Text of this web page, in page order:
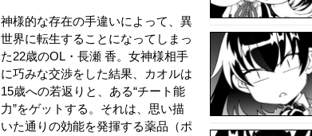
神様的な存在の手違いによって、異
世界に転生することになってしまっ
た22歳のOL・長瀬 香。女神様相手
に巧みな交渉をした結果、カオルは
15歳への若返りと、ある“チート能
力”をゲットする。それは、思い描
いた通りの効能を発揮する薬品（ポ